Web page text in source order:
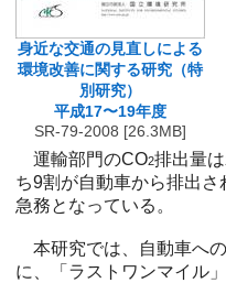
身近な交通の見直しによる
環境改善に関する研究（特
別研究）
平成17〜19年度
SR-79-2008 [26.3MB]
運輸部門のCO2排出量
ち9割が自動車から排出
急務となっている。
本研究では、自動車へ
に、「ラストワンマイル